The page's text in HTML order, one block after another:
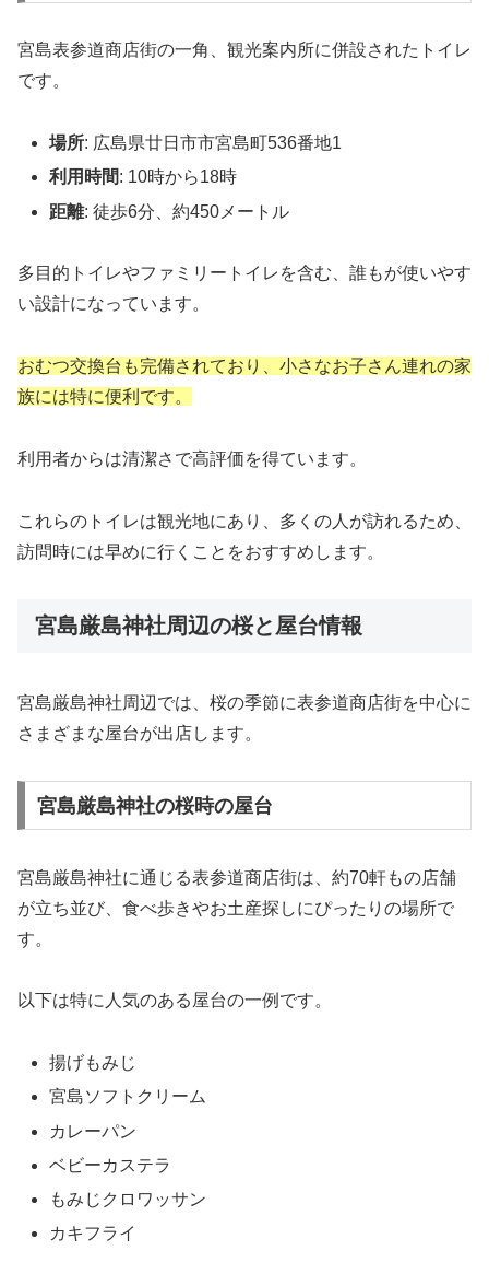
宮島表参道商店街の一角、観光案内所に併設されたトイレ
です。
場所: 広島県廿日市市宮島町536番地1
利用時間: 10時から18時
距離: 徒歩6分、約450メートル
多目的トイレやファミリートイレを含む、誰もが使いやす
い設計になっています。
おむつ交換台も完備されており、小さなお子さん連れの家
族には特に便利です。
利用者からは清潔さで高評価を得ています。
これらのトイレは観光地にあり、多くの人が訪れるため、
訪問時には早めに行くことをおすすめします。
宮島厳島神社周辺の桜と屋台情報
宮島厳島神社周辺では、桜の季節に表参道商店街を中心に
さまざまな屋台が出店します。
宮島厳島神社の桜時の屋台
宮島厳島神社に通じる表参道商店街は、約70軒もの店舗
が立ち並び、食べ歩きやお土産探しにぴったりの場所で
す。
以下は特に人気のある屋台の一例です。
揚げもみじ
宮島ソフトクリーム
カレーパン
ベビーカステラ
もみじクロワッサン
カキフライ